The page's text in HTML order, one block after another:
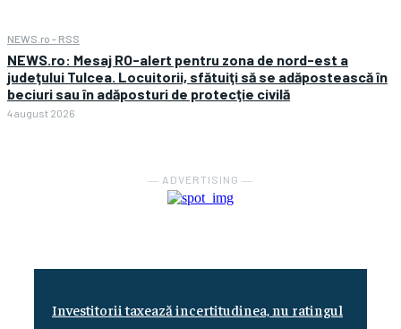
NEWS.ro - RSS
NEWS.ro: Mesaj RO-alert pentru zona de nord-est a
judeţului Tulcea. Locuitorii, sfătuiţi să se adăpostească în
beciuri sau în adăposturi de protecţie civilă
4 august 2026
― ADVERTISING ―
Investitorii taxează incertitudinea, nu ratingul